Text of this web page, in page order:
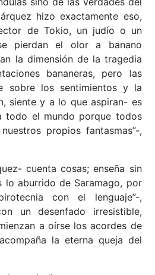
hizo exactamente eso,
de Tokio, un judío o un
pierdan el olor a banano
la dimensión de la tragedia
bananeras, pero las
sobre los sentimientos y la
siente y a lo que aspiran- es
todo el mundo porque todos
propios fantasmas”-,
cuenta cosas; enseña sin
lo aburrido de Saramago, por
con el lenguaje”-,
un desenfado irresistible,
a oírse los acordes de
la eterna queja del